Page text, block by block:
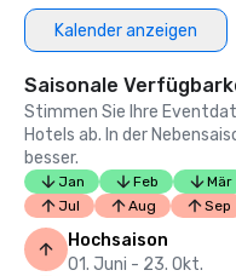
Kalender anzeigen
Saisonale
Stimmen Sie Ihre
Hotels ab. In der
besser.
Jan Feb Mär
Jul
Aug Sep
Hochsaison
01. Juni - 23. Okt.